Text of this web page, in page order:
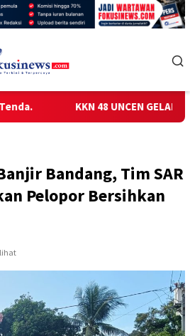
KKN 48 UNCEN GELAR
Bandang, Tim SAR
Pelopor Bersihkan